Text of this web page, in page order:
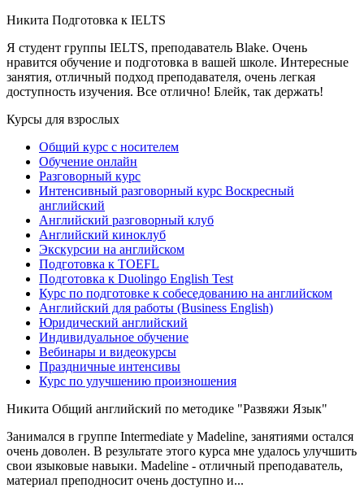
Никита Подготовка к IELTS
Я студент группы IELTS, преподаватель Blake. Очень
нравится обучение и подготовка в вашей школе. Интересные
занятия, отличный подход преподавателя, очень легкая
доступность изучения. Все отлично! Блейк, так держать!
Курсы для взрослых
Общий курс с носителем
Обучение онлайн
Разговорный курс
Интенсивный разговорный курс Воскресный
английский
Английский разговорный клуб
Английский киноклуб
Экскурсии на английском
Подготовка к TOEFL
Подготовка к Duolingo English Test
Курс по подготовке к собеседованию на английском
Английский для работы (Business English)
Юридический английский
Индивидуальное обучение
Вебинары и видеокурсы
Праздничные интенсивы
Курс по улучшению произношения
Никита Общий английский по методике "Развяжи Язык"
Занимался в группе Intermediate у Madeline, занятиями остался
очень доволен. В результате этого курса мне удалось улучшить
свои языковые навыки. Madeline - отличный преподаватель,
материал преподносит очень доступно и...